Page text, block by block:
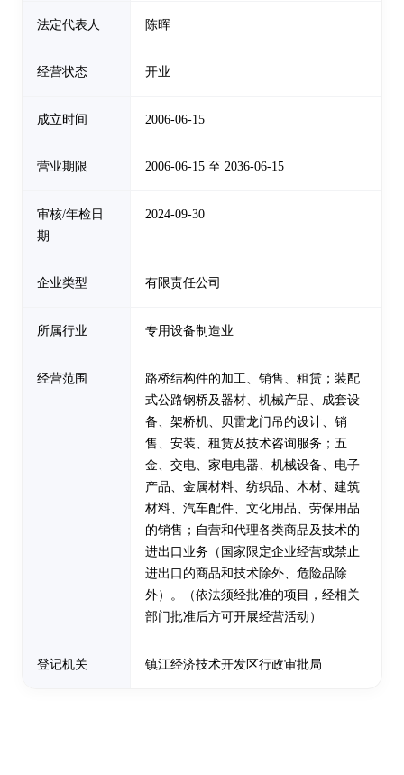
法定代表人 陈晖
经营状态 开业
成立时间 2006-06-15
营业期限 2006-06-15 至 2036-06-15
审核/年检日
期
2024-09-30
企业类型 有限责任公司
所属行业 专用设备制造业
经营范围
路桥结构件的加工、销售、租赁；装配
式公路钢桥及器材、机械产品、成套设
备、架桥机、贝雷龙门吊的设计、销
售、安装、租赁及技术咨询服务；五
金、交电、家电电器、机械设备、电子
产品、金属材料、纺织品、木材、建筑
材料、汽车配件、文化用品、劳保用品
的销售；自营和代理各类商品及技术的
进出口业务（国家限定企业经营或禁止
进出口的商品和技术除外、危险品除
外）。（依法须经批准的项目，经相关
部门批准后方可开展经营活动）
登记机关 镇江经济技术开发区行政审批局